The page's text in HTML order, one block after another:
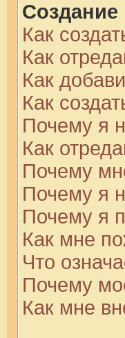
Как
Как
Как
Как
Почему я
Как
Почему
Почему я
Почему я
Как мне
Что
Почему
Как мне